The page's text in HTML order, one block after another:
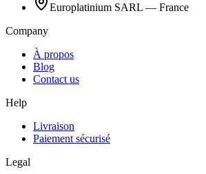
Europlatinium SARL — France
Company
À propos
Blog
Contact us
Help
Livraison
Paiement sécurisé
Legal